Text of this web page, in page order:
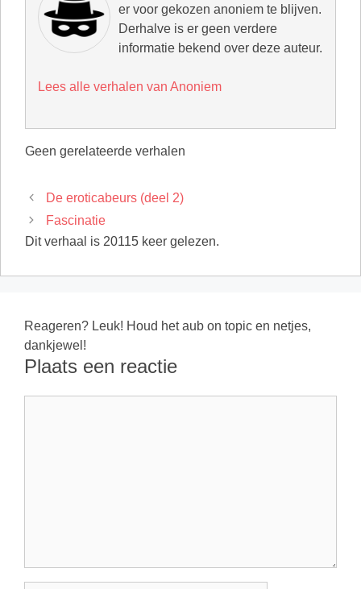
er voor gekozen anoniem te blijven.
Derhalve is er geen verdere
informatie bekend over deze auteur.
Lees alle verhalen van Anoniem
Geen gerelateerde verhalen
De eroticabeurs (deel 2)
Fascinatie
Dit verhaal is 20115 keer gelezen.
Reageren? Leuk! Houd het aub on topic en netjes,
dankjewel!
Plaats een reactie